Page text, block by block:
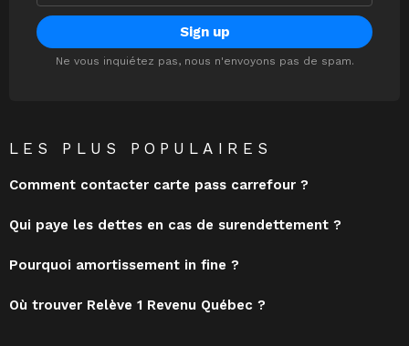
Ne vous inquiétez pas, nous n'envoyons pas de spam.
LES PLUS POPULAIRES
Comment contacter carte pass carrefour ?
Qui paye les dettes en cas de surendettement ?
Pourquoi amortissement in fine ?
Où trouver Relève 1 Revenu Québec ?